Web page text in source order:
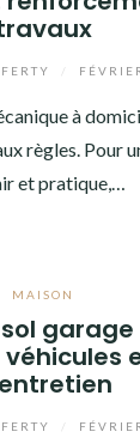
à
règles. Pour
et pratique,…
MAISON